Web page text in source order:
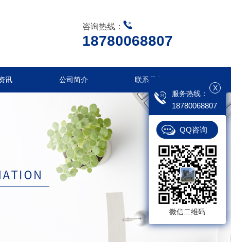
咨询热线：
18780068807
讯 公司简介 联系我们
X
服务热线：
18780068807
QQ咨询
微信二维码